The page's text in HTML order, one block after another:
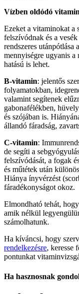
Vízben oldódó
Ezeket a vitaminokat a
felszívódnak és a
rendszeres
mennyiségre ugyanis a
hatású is lehet.
B-vitamin: jelentős
folyamatokban,
valamint segítenek
gabonafélékben,
és szójában is.
állandó fáradság,
C-vitamin:
de segíti a
felszívódását, a fogak
és műtétek után
Hiánya ínyvérzést
fáradékonyságot okoz.
Elmondható tehát,
amik nélkül
számolhatunk.
Ha kíváncsi, hogy
rendelkezésre, keresse
pontunkat
Ha hasznosnak